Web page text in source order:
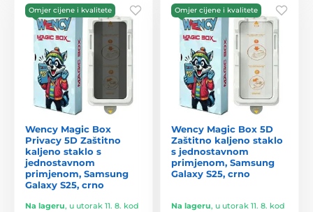
Omjer cijene i kvalitete
Wency Magic Box
Privacy 5D Zaštitno
kaljeno staklo s
jednostavnom
primjenom, Samsung
Galaxy S25, crno
Na lageru, u utorak 11. 8. kod
Omjer cijene i kvalitete
Wency Magic Box 5D
Zaštitno kaljeno staklo
s jednostavnom
primjenom, Samsung
Galaxy S25, crno
Na lageru, u utorak 11. 8. kod